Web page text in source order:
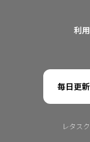
利
毎日更
レタス